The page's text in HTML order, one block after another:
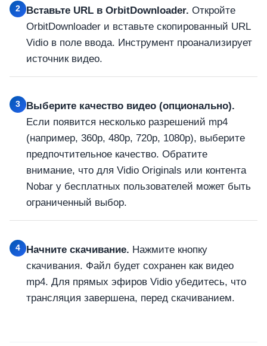
2 Вставьте URL в OrbitDownloader. Откройте
OrbitDownloader и вставьте скопированный URL
Vidio в поле ввода. Инструмент проанализирует
источник видео.
3
Выберите качество видео (опционально).
Если появится несколько разрешений mp4
(например, 360p, 480p, 720p, 1080p), выберите
предпочтительное качество. Обратите
внимание, что для Vidio Originals или контента
Nobar у бесплатных пользователей может быть
ограниченный выбор.
4 Начните скачивание. Нажмите кнопку
скачивания. Файл будет сохранен как видео
mp4. Для прямых эфиров Vidio убедитесь, что
трансляция завершена, перед скачиванием.